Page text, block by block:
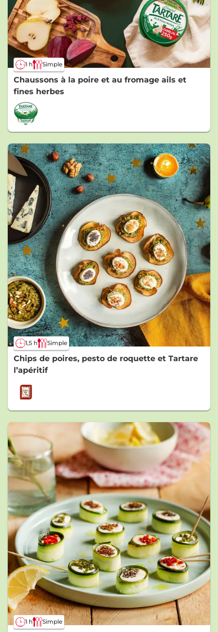
1 h Simple
Chaussons à la poire et au fromage ails et
fines herbes
1,5 h Simple
Chips de poires, pesto de roquette et Tartare
l’apéritif
1 h Simple